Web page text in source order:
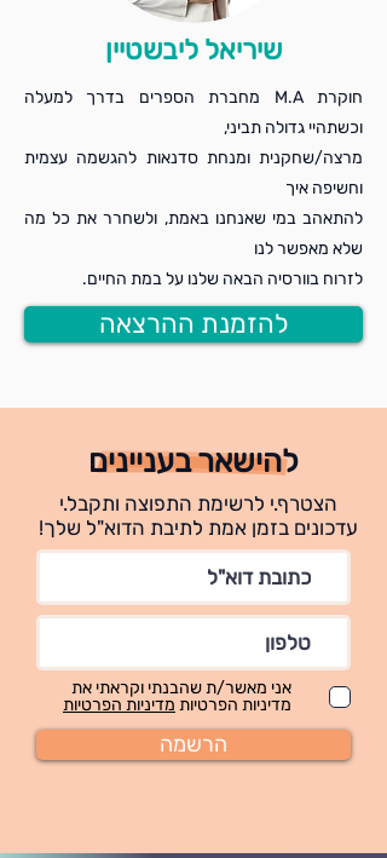
שיריאל ליבשטיין
חוקרת M.A מחברת הספרים בדרך למעלה
וכשתהיי גדולה תביני,
מרצה/שחקנית ומנחת סדנאות להגשמה עצמית
וחשיפה איך
להתאהב במי שאנחנו באמת, ולשחרר את כל מה
שלא מאפשר לנו
לזרוח בוורסיה הבאה שלנו על במת החיים.
להזמנת ההרצאה
להישאר בעניינים
הצטרף.י לרשימת התפוצה ותקבל.י
עדכונים בזמן אמת לתיבת הדוא"ל שלך!
אני מאשר/ת שהבנתי וקראתי את
מדיניות הפרטיות מדיניות הפרטיות
הרשמה